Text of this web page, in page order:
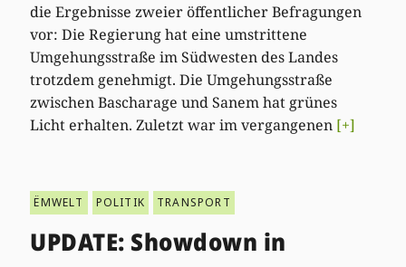
die Ergebnisse zweier öffentlicher Befragungen
vor: Die Regierung hat eine umstrittene
Umgehungsstraße im Südwesten des Landes
trotzdem genehmigt. Die Umgehungsstraße
zwischen Bascharage und Sanem hat grünes
Licht erhalten. Zuletzt war im vergangenen [+]
ËMWELT POLITIK TRANSPORT
UPDATE: Showdown in